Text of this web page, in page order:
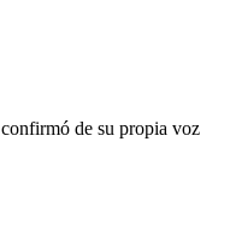
de su propia voz